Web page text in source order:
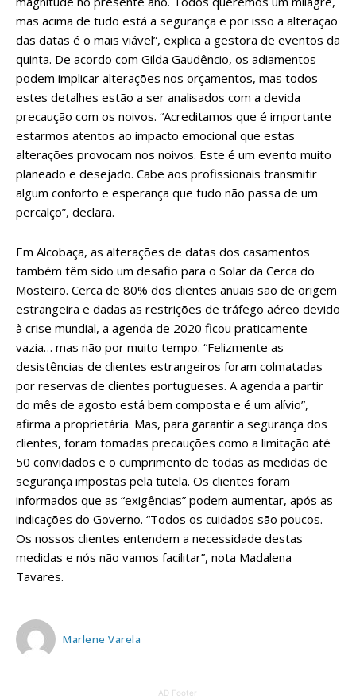
mas acima de tudo está a segurança e por isso a alteração
das datas é o mais viável”, explica a gestora de eventos da
quinta. De acordo com Gilda Gaudêncio, os adiamentos
podem implicar alterações nos orçamentos, mas todos
estes detalhes estão a ser analisados com a devida
precaução com os noivos. “Acreditamos que é importante
estarmos atentos ao impacto emocional que estas
alterações provocam nos noivos. Este é um evento muito
planeado e desejado. Cabe aos profissionais transmitir
algum conforto e esperança que tudo não passa de um
percalço”, declara.
Em Alcobaça, as alterações de datas dos casamentos
também têm sido um desafio para o Solar da Cerca do
Mosteiro. Cerca de 80% dos clientes anuais são de origem
estrangeira e dadas as restrições de tráfego aéreo devido
à crise mundial, a agenda de 2020 ficou praticamente
vazia… mas não por muito tempo. “Felizmente as
desistências de clientes estrangeiros foram colmatadas
por reservas de clientes portugueses. A agenda a partir
do mês de agosto está bem composta e é um alívio”,
afirma a proprietária. Mas, para garantir a segurança dos
clientes, foram tomadas precauções como a limitação até
50 convidados e o cumprimento de todas as medidas de
segurança impostas pela tutela. Os clientes foram
informados que as “exigências” podem aumentar, após as
indicações do Governo. “Todos os cuidados são poucos.
Os nossos clientes entendem a necessidade destas
medidas e nós não vamos facilitar”, nota Madalena
Tavares.
Marlene Varela
AD Footer